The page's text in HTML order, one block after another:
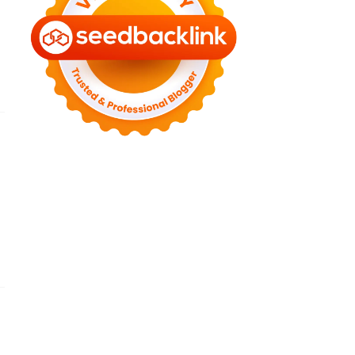
September 2023
►August 2023
(9)
►June 2023(8)
►May 2023(2)
April 2023
March 2023
(6)
February 2023(6)
January 2023 (13)